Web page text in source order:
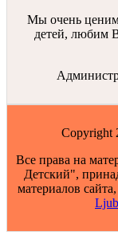
Мы очень
детей, любим
Copyright
Все права на
Детский",
материалов